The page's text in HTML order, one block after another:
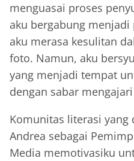
menguasai proses
aku bergabung
aku merasa kesulitan
foto. Namun, aku
yang menjadi tempat
dengan sabar
Komunitas literasi
Andrea sebagai
Media memotivasiku